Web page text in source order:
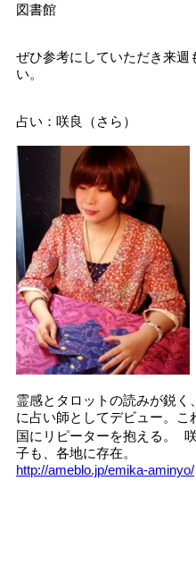
図書館
ぜひ参考にしていただき来週
い。
占い：咲良（さら）
霊感とタロットの読みが鋭く
に占い師としてデビュー。
国にリピーターを抱える。
子も、各地に存在。
http://ameblo.jp/emika-aminyo/